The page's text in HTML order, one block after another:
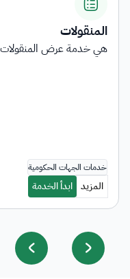
المنقولات المرجعة على